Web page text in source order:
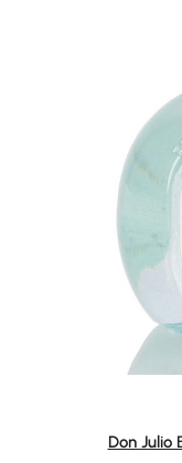
Average rating of
Don Julio